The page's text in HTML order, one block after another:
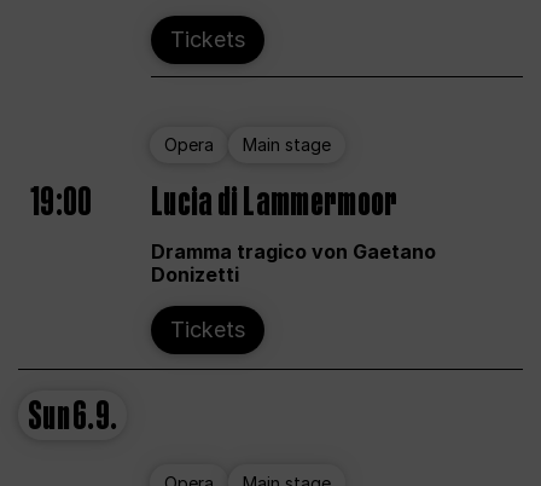
Tickets
Opera Main stage
19:00 Lucia di Lammermoor
Dramma tragico von Gaetano
Donizetti
Tickets
Sun6.9.